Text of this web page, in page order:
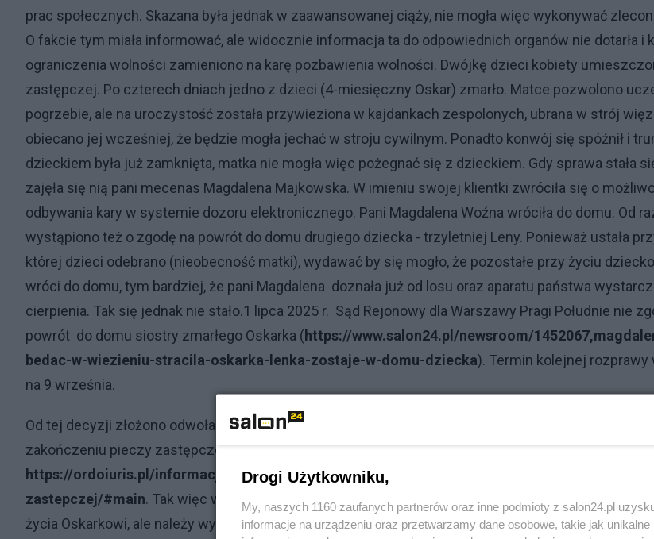
prac społecznych. Skazana była jednak w zaawansowanej ciąży, nie mogła więc wykonywać
O fakcie tym miała informować, ale widocznie informacja ta do odpowiednich organów nie dotarła i
ograniczenia wolności zamieniono na karę pozbawienia wolności. Dwójkę dzieci kobiety
zastępczej. Po czterech dniach jedno z dzieci (4-miesięczny Oskar) zmarło. Matce pozwolono
pogrzebie, ale na uroczystość została przywieziona w kajdankach zespolonych, ubrana w strój
obiecano jej wcześniej, że będzie mogła jechać w stroju cywilnym. Ponadto konwój się spóźnił i
dzieckiem była już zamknięta, matka nie mogła więc pożegnać się z dzieckiem. Gdy sprawa stała
zajęła się nią pani mecenas Magdalena Majkowska. W imieniu swojej klientki zwróciła się o
odbywania kary w systemie dozoru elektronicznego. Pani Magdalena Woźna wróciła do domu. Od
wystąpiono też o zgodę na powrót do domu drugiego dziecka - trzyletniej Leny. Ponieważ ustała
której dzieci odebrano (nieobecność matki), wydawać by się mogło, że pozostałe przy życiu
wróci do domu, tym bardziej, że pani Magdalena doznała już od losu oraz aparatu państwa
cierpienia. Tak się jednak nie stało.1 lipca 2025 r. Sąd Rejonowy dla Warszawy Pragi Południe nie
powrót do domu siostry zmarłego Oskarka (https://www.salon24.pl/newsroom/
bedac-w-wiezieniu-stracila-oskarka-lenka-zostaje-w-domu-dziecka). Termin kolejnej
na 9 września.
Od tej decyzji złożono odwołanie i dnia 27 sierpnia Sąd Rejonowy dla Warszawy-Pragi wydał decyzję
zakończeniu pieczy zastępczej z klauzulą natychmiastowej wykonalności, więc Lena mogła wrócić
https://ordoiuris.pl/informacje-prasowe/lena-wraca-do-rodzicow-sad-zdecydowal-o-
zastepczej/#main. Tak więc wszystko skończyło się dobrze i nie ma o czym mówić? Otóż nie. Nikt
życia Oskarkowi, ale należy wyjaśnić przyczynę jego śmierci. W tej sprawie toczy się śledztwo i
Drogi Użytkowniku,
My, naszych 1160 zaufanych partnerów oraz inne podmioty z salon24.pl
informacje na urządzeniu oraz przetwarzamy dane osobowe, takie jak